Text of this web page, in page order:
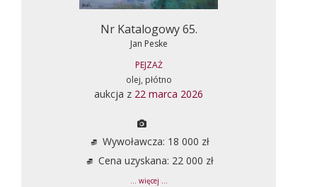
Nr Katalogowy 65.
Jan Peske
PEJZAŻ
olej, płótno
aukcja z 22 marca 2026
Wywoławcza: 18 000 zł
Cena uzyskana: 22 000 zł
... więcej ...